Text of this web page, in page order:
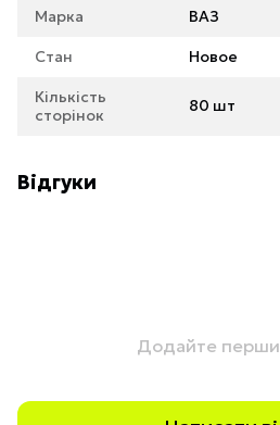
Марка ВАЗ
Стан Новое
Кількість
сторінок
80 шт
Відгуки
Додайте